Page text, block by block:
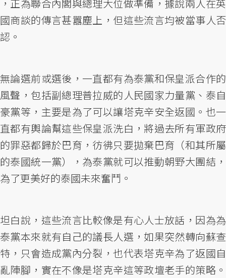
，正為聯合內閣與總理大位做準備，據說兩人在英
國商談的傳言甚囂塵上，但這些流言均被當事人否
認。
無論選前或選後，一直都有為泰黨和保皇派合作的
風聲，包括副總理普拉威的人民國家力量黨、泰自
豪黨等，主要是為了可以讓塔克辛安全返國。也一
直都有輿論幫這些保皇派洗白，將過去所有軍政府
的罪惡都歸於巴育，彷彿只要拋棄巴育（和其所屬
的泰國統一黨），為泰黨就可以推動朝野大團結，
為了更美好的泰國未來奮鬥。
坦白說，這些流言比較像是有心人士放話，因為為
泰黨本來就有自己的議長人選，如果突然轉向蘇查
特，只會造成黨內分裂，也代表塔克辛為了返國自
亂陣腳，實在不像是塔克辛這等政壇老手的策略。